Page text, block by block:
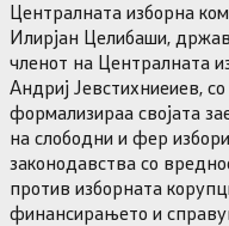
Централната изборна
Илирјан Целибаши,
членот на Централната
Андриј Јевстихниеиев,
формализираа својата
на слободни и фер
законодавства со
против изборната
финансирањето и